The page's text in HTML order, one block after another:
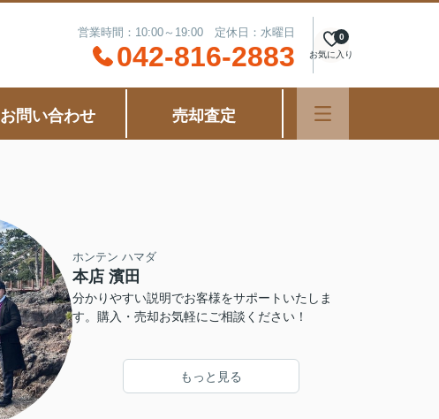
営業時間：10:00～19:00 定休日：水曜日
042-816-2883 お気に入り
0
お問い合わせ 売却査定
ホンテン ハマダ
本店 濱田
分かりやすい説明でお客様をサポートいたしま
す。購入・売却お気軽にご相談ください！
もっと見る